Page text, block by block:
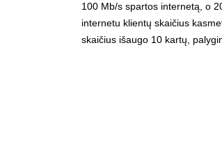
100 Mb/s spartos internetą, o
internetu klientų skaičius
skaičius išaugo 10 kartų,